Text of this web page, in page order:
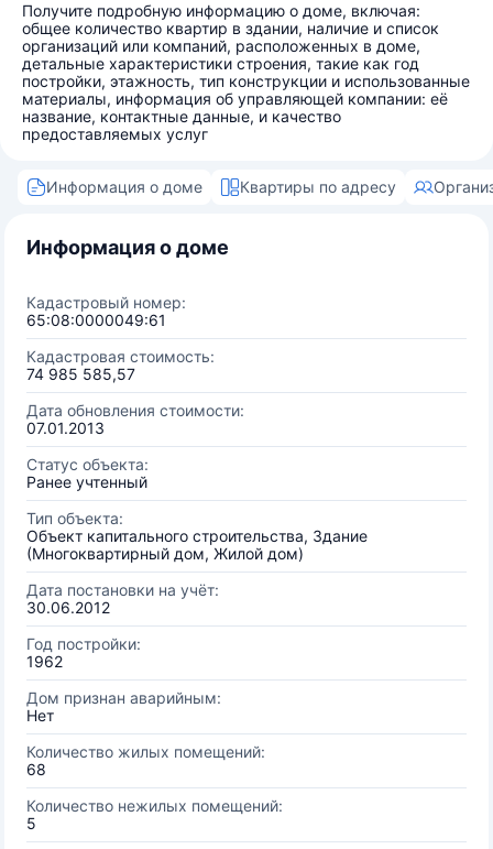
Получите подробную информацию о доме, включая:
общее количество квартир в здании, наличие и список
организаций или компаний, расположенных в доме,
детальные характеристики строения, такие как год
постройки, этажность, тип конструкции и использованные
материалы, информация об управляющей компании: её
название, контактные данные, и качество
предоставляемых услуг
Информация о доме Квартиры по адресу
Информация о доме
Кадастровый номер:
65:08:0000049:61
Кадастровая стоимость:
74 985 585,57
Дата обновления стоимости:
07.01.2013
Статус объекта:
Ранее учтенный
Тип объекта:
Объект капитального строительства, Здание
(Многоквартирный дом, Жилой дом)
Дата постановки на учёт:
30.06.2012
Год постройки:
1962
Дом признан аварийным:
Нет
Количество жилых помещений:
68
Количество нежилых помещений:
5